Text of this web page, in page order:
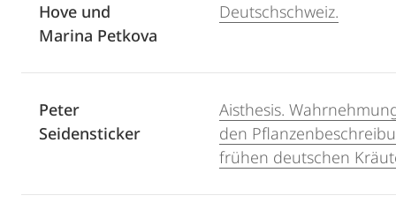
Hove und
Marina Petkova
Deutschschweiz.
Peter
Seidensticker
Aisthesis.
den
frühen deutschen